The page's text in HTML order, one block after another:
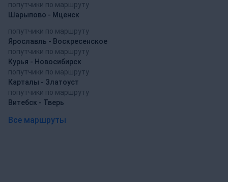
попутчики по маршруту
Шарыпово - Мценск
попутчики по маршруту
Ярославль - Воскресенское
попутчики по маршруту
Курья - Новосибирск
попутчики по маршруту
Карталы - Златоуст
попутчики по маршруту
Витебск - Тверь
Все маршруты